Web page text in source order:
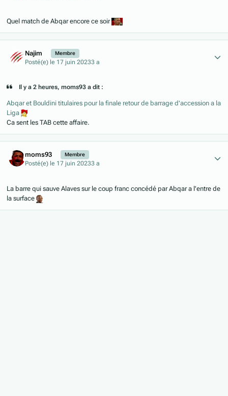
Quel match de Abqar encore ce soir
Najim Membre
Posté(e) le 17 juin 20233 a
Il y a 2 heures, moms93 a dit :
Abqar et Bouldini titulaires pour la finale retour de barrage d'accession a la
Liga
Ca sent les TAB cette affaire.
moms93 Membre
Posté(e) le 17 juin 20233 a
La barre qui sauve Alaves sur le coup franc concédé par Abqar a l'entre de
la surface